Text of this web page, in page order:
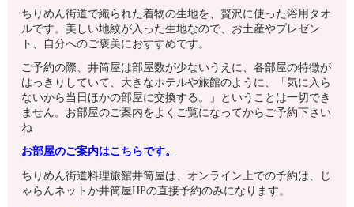
ちりめん街道で織られた着物の生地を、贅沢に使った浴用タオ
ルです。美しい地紋が入った生地なので、お土産やプレゼン
ト、自分へのご褒美におすすめです。
ご予約の際、井筒屋は部屋数が少ないうえに、各部屋の特徴が
はっきりしていて、大きなホテルや旅館のように、「気に入ら
ないから当日ほかの部屋に交換する。」ということは一切でき
ません。お部屋のご案内をよくご覧になってからご予約下さい
ね
お部屋のご案内はこちらです。
ちりめん街道料理旅館井筒屋は、オンライン上での予約は、じ
ゃらんネットか井筒屋HPの直接予約のみになります。